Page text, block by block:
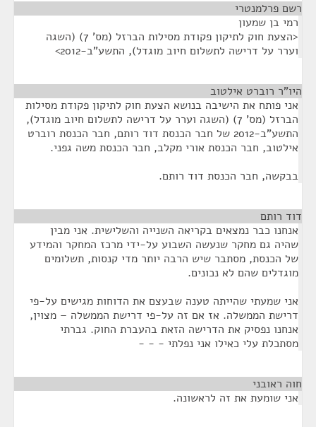
רשם פרלמנטרי
רמי בן שמעון
<הצעת חוק לתיקון פקודת מסילות הברזל (מס' 7) (השגה
וערר על דרישה לתשלום חיוב מוגדל), התשע"ב-2012>
היו"ר רוברט אילטוב
אני פותח את הישיבה בנושא הצעת חוק לתיקון פקודת מסילות
הברזל (מס' 7) (השגה וערר על דרישה לתשלום חיוב מוגדל),
התשע"ב-2012 של חבר הכנסת דוד רותם, חבר הכנסת רוברט
אילטוב, חבר הכנסת אורי מקלב, חבר הכנסת משה גפני.
בבקשה, חבר הכנסת דוד רותם.
דוד רותם
אנחנו כבר נמצאים בקריאה השנייה והשלישית. אני מבין
שהיה גם מחקר שנעשה השבוע על-ידי מרכז המחקר והמידע
של הכנסת, מסתבר שיש הרבה יותר מדי קנסות, תשלומים
מוגדלים שהם לא נכונים.
אני שמעתי שהייתה טענה שבעצם את הדוחות מגישים על-פי
דרישת הממשלה. אז אם זה על-פי דרישת הממשלה – מצוין,
אנחנו נפסיק את הדרישה הזאת בהעברת החוק. גברתי
מסתכלת עלי כאילו אני נפלתי - - -
חוה ראובני
אני שומעת את זה לראשונה.